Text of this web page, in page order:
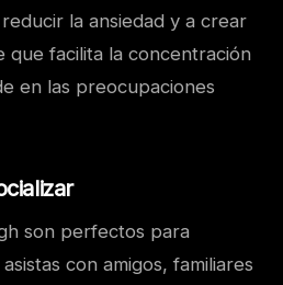
la ansiedad y a crear
que facilita la concentración
en las preocupaciones
son perfectos para
con amigos, familiares